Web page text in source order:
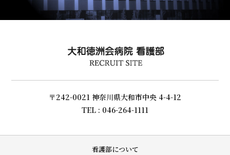
〒242-0021 神奈川県大和市中央 4-4-12
TEL : 046-264-1111
看護部について